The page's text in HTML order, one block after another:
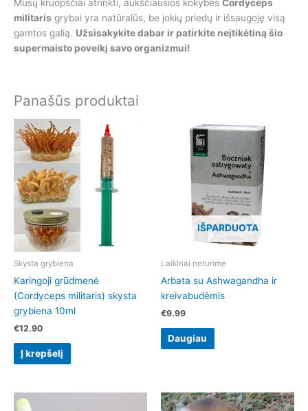
Mūsų kruopščiai atrinkti, aukščiausios kokybės Cordyceps
militaris grybai yra natūralūs, be jokių priedų ir išsaugoję visą
gamtos galią. Užsisakykite dabar ir patirkite neįtikėtiną šio
supermaisto poveikį savo organizmui!
Panašūs produktai
Skysta grybiena
Karingoji grūdmenė
(Cordyceps militaris) skysta
grybiena 10ml
€12.90
Į krepšelį
IŠPARDUOTA
Laikinai neturime
Arbata su Ashwagandha ir
kreivabudėmis
€9.99
Daugiau